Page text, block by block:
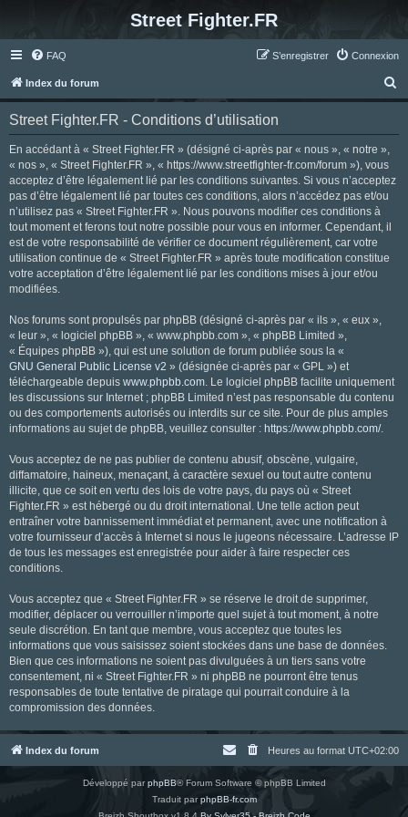
Street Fighter.FR
FAQ Connexion
S’enregistrer
Index du forum
e
Street Fighter.FR - Conditions d’utilisation
En accédant à « Street Fighter.FR » (désigné ci-après par « nous », « notre »,
« nos », « Street Fighter.FR », « https://www.streetfighter-fr.com/forum »), vous
acceptez d’être légalement lié par les conditions suivantes. Si vous n’acceptez
pas d’être légalement lié par toutes ces conditions, alors n’accédez pas et/ou
n’utilisez pas « Street Fighter.FR ». Nous pouvons modifier ces conditions à
tout moment et ferons tout notre possible pour vous en informer. Cependant, il
est de votre responsabilité de vérifier ce document régulièrement, car votre
utilisation continue de « Street Fighter.FR » après toute modification constitue
votre acceptation d’être légalement lié par les conditions mises à jour et/ou
modifiées.
Nos forums sont propulsés par phpBB (désigné ci-après par « ils », « eux »,
« leur », « logiciel phpBB », « www.phpbb.com », « phpBB Limited »,
« Équipes phpBB »), qui est une solution de forum publiée sous la «
GNU General Public License v2 » (désignée ci-après par « GPL ») et
téléchargeable depuis www.phpbb.com. Le logiciel phpBB facilite uniquement
les discussions sur Internet ; phpBB Limited n’est pas responsable du contenu
ou des comportements autorisés ou interdits sur ce site. Pour de plus amples
informations au sujet de phpBB, veuillez consulter : https://www.phpbb.com/.
Vous acceptez de ne pas publier de contenu abusif, obscène, vulgaire,
diffamatoire, haineux, menaçant, à caractère sexuel ou tout autre contenu
illicite, que ce soit en vertu des lois de votre pays, du pays où « Street
Fighter.FR » est hébergé ou du droit international. Une telle action peut
entraîner votre bannissement immédiat et permanent, avec une notification à
votre fournisseur d’accès à Internet si nous le jugeons nécessaire. L’adresse IP
de tous les messages est enregistrée pour aider à faire respecter ces
conditions.
Vous acceptez que « Street Fighter.FR » se réserve le droit de supprimer,
modifier, déplacer ou verrouiller n’importe quel sujet à tout moment, à notre
seule discrétion. En tant que membre, vous acceptez que toutes les
informations que vous saisissez soient stockées dans une base de données.
Bien que ces informations ne soient pas divulguées à un tiers sans votre
consentement, ni « Street Fighter.FR » ni phpBB ne pourront être tenus
responsables de toute tentative de piratage qui pourrait conduire à la
compromission des données.
Index du forum Heures au format UTC+02:00
Développé parphpBB® Forum Software © phpBB Limited
Traduit parphpBB-fr.com